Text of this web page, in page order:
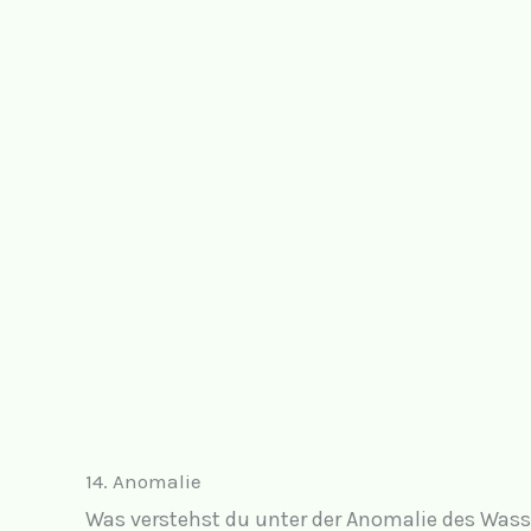
14. Anomalie
Was verstehst du unter der Anomalie des